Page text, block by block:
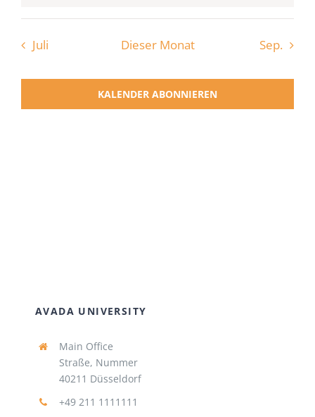
Juli Dieser Monat Sep.
KALENDER ABONNIEREN
AVADA UNIVERSITY
Main Office
Straße, Nummer
40211 Düsseldorf
+49 211 1111111